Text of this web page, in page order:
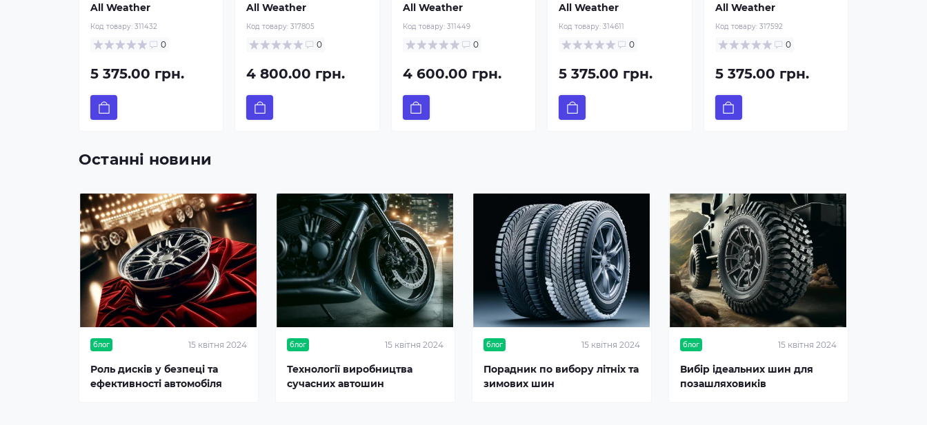
All Weather
Код товару: 311432
0
5 375.00 грн.
All Weather
Код товару:317805
0
4 800.00 грн.
All Weather
Код товару: 311449
0
4 600.00 грн.
All Weather
Код товару:314611
0
5 375.00 грн.
All Weather
Код товару: 317592
0
5 375.00 грн.
Останні новини
блог 15 квітня 2024
Роль дисків у безпеці та
ефективності автомобіля
блог 15 квітня 2024
Технології виробництва
сучасних автошин
блог 15 квітня 2024
Порадник по вибору літніх та
зимових шин
блог 15 квітня 2024
Вибір ідеальних шин для
позашляховиків